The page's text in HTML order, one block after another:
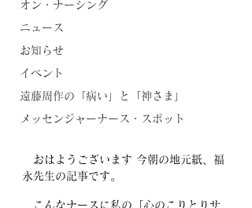
オン・ナーシング
ニュース
お知らせ
イベント
遠藤周作の「病い」と「神さま」
メッセンジャーナース・スポット
おはようございます 今朝の地元紙、福
永先生の記事です。
こんなナースに私の「心のこりとりサ